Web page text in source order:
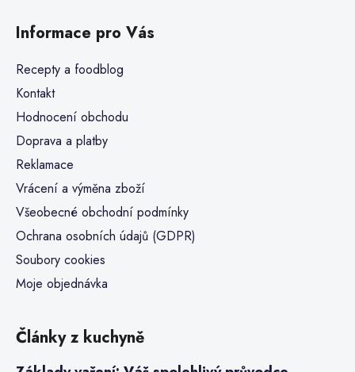
Informace pro Vás
Recepty a foodblog
Kontakt
Hodnocení obchodu
Doprava a platby
Reklamace
Vrácení a výměna zboží
Všeobecné obchodní podmínky
Ochrana osobních údajů (GDPR)
Soubory cookies
Moje objednávka
Články z kuchyně